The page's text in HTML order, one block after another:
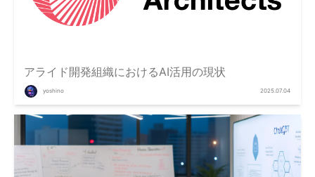
アライド開発組織におけるAI活用の現状
yoshino 2025.07.04